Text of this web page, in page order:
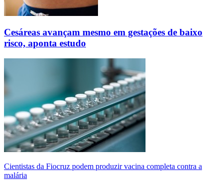
Cesáreas avançam mesmo em gestações de baixo
risco, aponta estudo
Cientistas da Fiocruz podem produzir vacina completa contra a
malária